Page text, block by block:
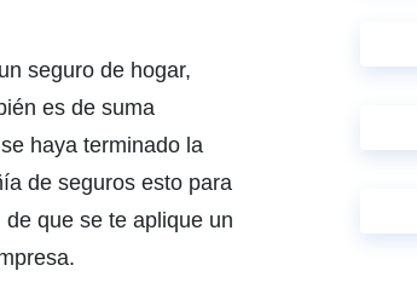
seguro de hogar,
es de suma
haya terminado la
de seguros esto para
que se te aplique un